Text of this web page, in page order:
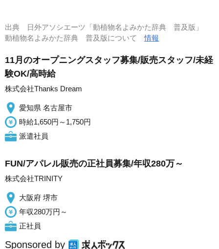
出典
日外アソシエーツ「動植物名よみかた辞典 普及版」
動植物名よみかた辞典 普及版について情報
11月のオープニングスタッフ募集/販売スタッフ/未経
験OK/高時給
株式会社Thanks Dream
愛知県 名古屋市
時給1,650円～1,750円
派遣社員
FUN/アパレル販売の正社員募集/年収280万～
株式会社TRINITY
大阪府 堺市
年収280万円～
正社員
Sponsored by